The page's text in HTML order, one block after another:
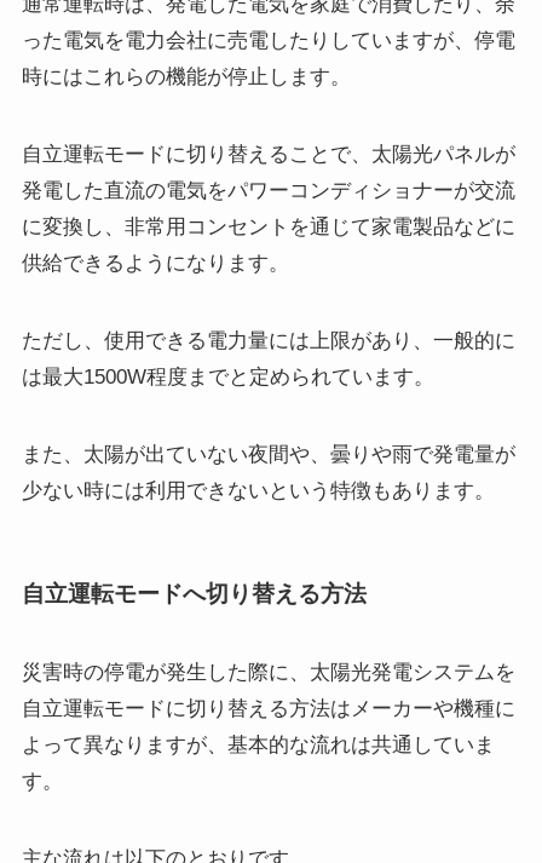
った電気を電力会社に売電したりしていますが、停電
時にはこれらの機能が停止します。
自立運転モードに切り替えることで、太陽光パネルが
発電した直流の電気をパワーコンディショナーが交流
に変換し、非常用コンセントを通じて家電製品などに
供給できるようになります。
ただし、使用できる電力量には上限があり、一般的に
は最大1500W程度までと定められています。
また、太陽が出ていない夜間や、曇りや雨で発電量が
少ない時には利用できないという特徴もあります。
自立運転モードへ切り替える方法
災害時の停電が発生した際に、太陽光発電システムを
自立運転モードに切り替える方法はメーカーや機種に
よって異なりますが、基本的な流れは共通していま
す。